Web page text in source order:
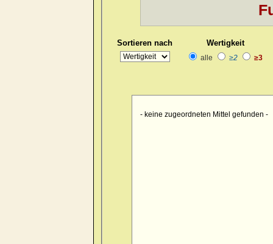
sitting agg.
sleep, after
Sortieren nach Wertigkeit
alle ≥2 ≥3
- keine zugeordneten Mittel gefunden -